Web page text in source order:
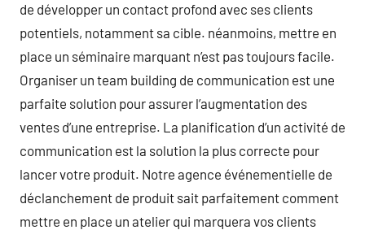
de développer un contact profond avec ses clients
potentiels, notamment sa cible. néanmoins, mettre en
place un séminaire marquant n’est pas toujours facile.
Organiser un team building de communication est une
parfaite solution pour assurer l’augmentation des
ventes d’une entreprise. La planification d’un activité de
communication est la solution la plus correcte pour
lancer votre produit. Notre agence événementielle de
déclanchement de produit sait parfaitement comment
mettre en place un atelier qui marquera vos clients